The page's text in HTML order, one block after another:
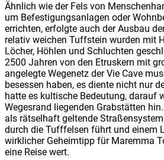
Ähnlich wie der Fels von
um Befestigungsanlagen oder
errichten, erfolgte auch der Ausbau
relativ weichen Tuffstein wurden mit
Löcher, Höhlen und Schluchten
2500 Jahren von den Etruskern mit
angelegte Wegenetz der Vie Cave
besessen haben, es diente nicht nur
hatte es kultische Bedeutung, darauf
Wegesrand liegenden Grabstätten
als rätselhaft geltende
durch die Tufffelsen führt und einem
wirklicher Geheimtipp für Maremma
eine Reise wert.